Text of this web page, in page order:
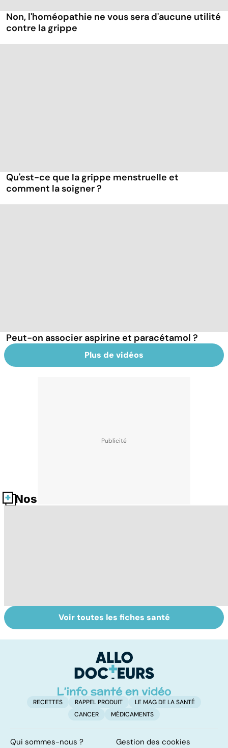
Non, l'homéopathie ne vous sera d'aucune utilité
contre la grippe
Qu'est-ce que la grippe menstruelle et
comment la soigner ?
Peut-on associer aspirine et paracétamol ?
Plus de vidéos
Nos fiches santé
Tout savoir sur
les infections
Covid-19 : tout
savoir sur la
Voir toutes les fiches santé
RECETTES RAPPEL PRODUIT
LE MAG DE LA SANTÉ
CANCER
MÉDICAMENTS
Qui sommes-nous ? Gestion des cookies